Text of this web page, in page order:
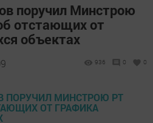
поручил Минстрою
отстающих от
объектах
936 0 0